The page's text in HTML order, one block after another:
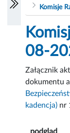
Komisje
08-
Załącznik
dokumentu
kadencja) nr